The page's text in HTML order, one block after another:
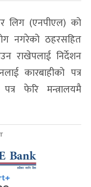
लिग (एनपीएल) को
नगरेको ठहरसहित
राखेपलाई निर्देशन
कारबाहीको पत्र
फेरि मन्त्रालयमै